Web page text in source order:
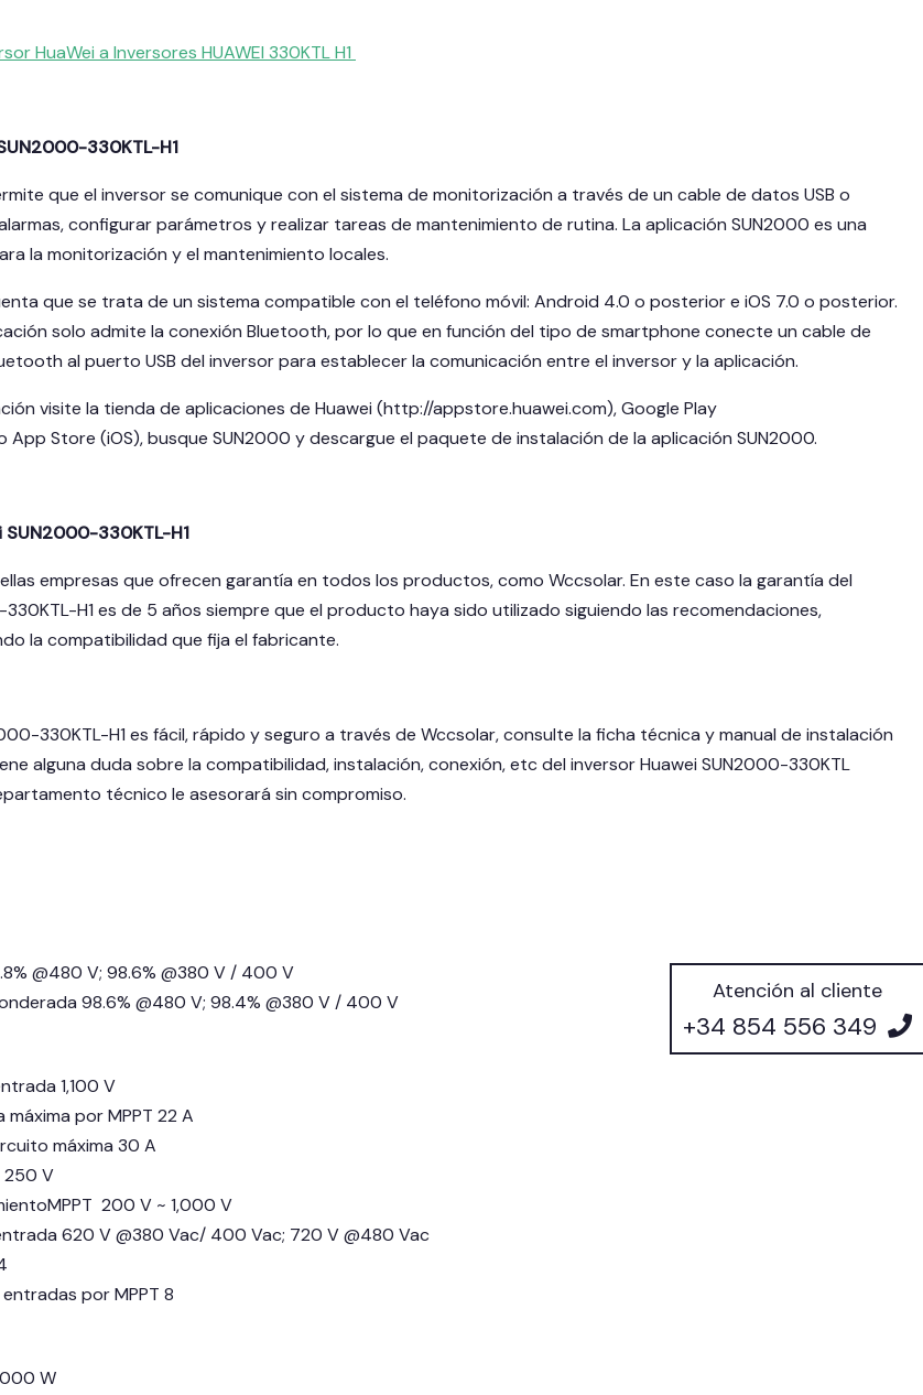
HuaWei a Inversores HUAWEI 330KTL H1
330KTL-H1
que el inversor se comunique con el sistema de monitorización a través de un cable de datos USB o
configurar parámetros y realizar tareas de mantenimiento de rutina. La aplicación SUN2000 es una
la monitorización y el mantenimiento locales.
que se trata de un sistema compatible con el teléfono móvil: Android 4.0 o posterior e iOS 7.0 o posterior.
solo admite la conexión Bluetooth, por lo que en función del tipo de smartphone conecte un cable de
al puerto USB del inversor para establecer la comunicación entre el inversor y la aplicación.
visite la tienda de aplicaciones de Huawei (http://appstore.huawei.com), Google Play
Store (iOS), busque SUN2000 y descargue el paquete de instalación de la aplicación SUN2000.
330KTL-H1
empresas que ofrecen garantía en todos los productos, como Wccsolar. En este caso la garantía del
H1 es de 5 años siempre que el producto haya sido utilizado siguiendo las recomendaciones,
la compatibilidad que fija el fabricante.
330KTL-H1 es fácil, rápido y seguro a través de Wccsolar, consulte la ficha técnica y manual de instalación
alguna duda sobre la compatibilidad, instalación, conexión, etc del inversor Huawei SUN2000-330KTL
técnico le asesorará sin compromiso.
@480 V; 98.6% @380 V / 400 V
98.6% @480 V; 98.4% @380 V / 400 V
1,100 V
por MPPT 22 A
máxima 30 A
250 V
200 V ~ 1,000 V
620 V @380 Vac/ 400 Vac; 720 V @480 Vac
por MPPT 8
W
Atención al cliente
+34 854 556 349